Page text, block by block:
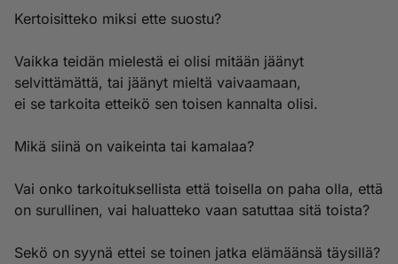
Kertoisitteko miksi ette suostu?
Vaikka teidän mielestä ei olisi mitään jäänyt
selvittämättä, tai jäänyt mieltä vaivaamaan,
ei se tarkoita etteikö sen toisen kannalta olisi.
Mikä siinä on vaikeinta tai kamalaa?
Vai onko tarkoituksellista että toisella on paha olla, että
on surullinen, vai haluatteko vaan satuttaa sitä toista?
Sekö on syynä ettei se toinen jatka elämäänsä täysillä?